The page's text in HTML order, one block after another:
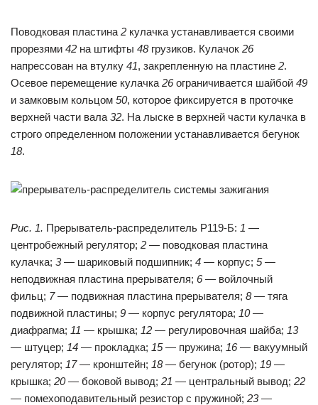
Поводковая пластина 2 кулачка устанавливается своими
прорезями 42 на штифты 48грузиков. Кулачок 26
напрессован на втулку 41, закрепленную на пластине 2.
Осевое перемещение кулачка 26ограничивается шайбой 49
и замковым кольцом 50, которое фиксируется в проточке
верхней части вала 32. На лыске в верхней части кулачка в
строго определенном положении устанавливается бегунок
18.
Рис. 1. Прерыватель-распределитель Р119-Б: 1 —
центробежный регулятор; 2 — поводковая пластина
кулачка; 3— шариковый подшипник; 4 — корпус; 5—
неподвижная пластина прерывателя; 6— войлочный
фильц; 7— подвижная пластина прерывателя; 8— тяга
подвижной пластины; 9 — корпус регулятора; 10—
диафрагма; 11 — крышка; 12 — регулировочная шайба; 13
— штуцер; 14 — прокладка; 15— пружина; 16— вакуумный
регулятор; 17— кронштейн; 18— бегунок (ротор); 19 —
крышка; 20— боковой вывод; 21 — центральный вывод; 22
— помехоподавительный резистор с пружиной; 23—